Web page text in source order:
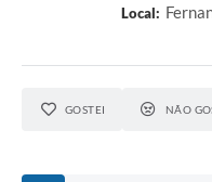
Local:
GOSTEI NÃO